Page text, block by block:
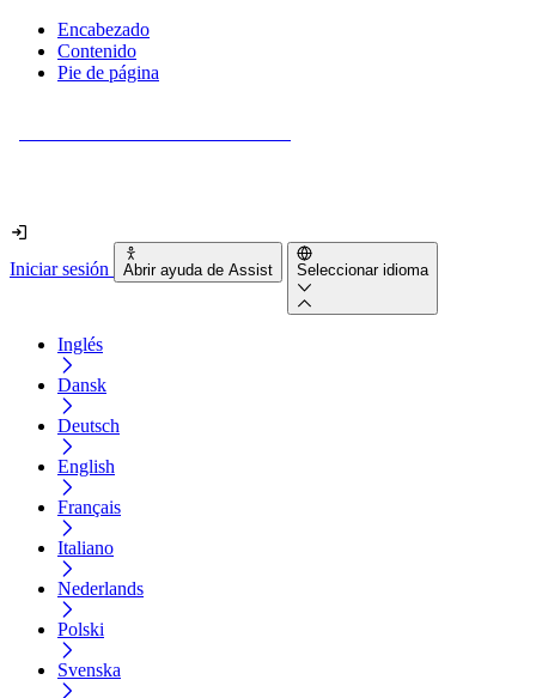
Encabezado
Contenido
Pie de página
Iniciar sesión Abrir ayuda de Assist Seleccionar idioma
Inglés
Dansk
Deutsch
English
Français
Italiano
Nederlands
Polski
Svenska